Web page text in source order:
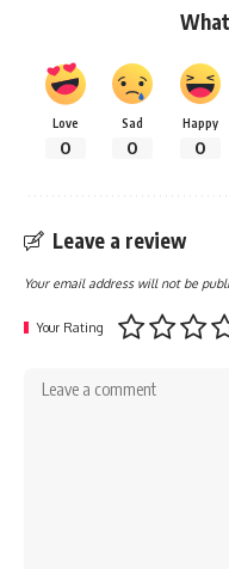
Love
0
Sad
0
Happy
0
Leave a review
Your email address will not be
Your Rating